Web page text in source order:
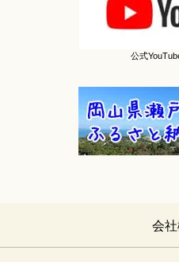
公式
会